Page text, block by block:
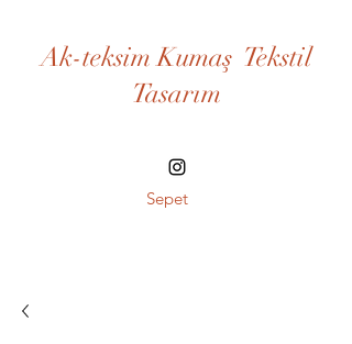
Ak-teksim Kumaş Tekstil
Tasarım
Sepet